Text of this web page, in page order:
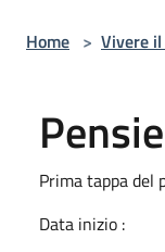
Home > Vivere
Prima tappa del
Data inizio :